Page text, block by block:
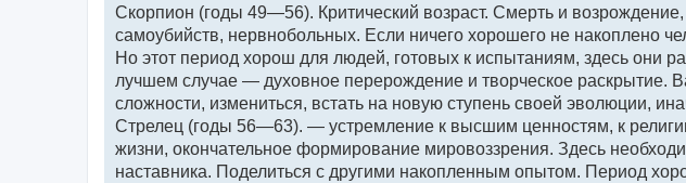
Скорпион (годы 49—56). Критический возраст. Смерть и
самоубийств, нервнобольных. Если ничего хорошего не накоплено
Но этот период хорош для людей, готовых к испытаниям, здесь они
лучшем случае — духовное перерождение и творческое раскрытие.
сложности, измениться, встать на новую ступень своей эволюции,
Стрелец (годы 56—63). — устремление к высшим ценностям, к
жизни, окончательное формирование мировоззрения. Здесь
наставника. Поделиться с другими накопленным опытом. Период